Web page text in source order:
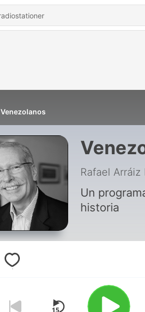
Venezolanos
Rafael Arráiz
Un
historia